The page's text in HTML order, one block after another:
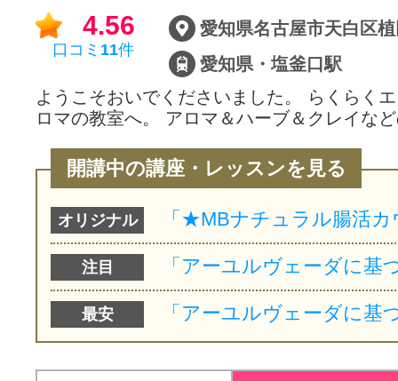
4.56
口コミ 11件
愛知県名古屋市天白区
愛知県・塩釜口駅
ようこそおいでくださいました。 らくらく
ロマの教室へ。 アロマ＆ハーブ＆クレイな
開講中の講座・レッスンを見る
オリジナル
注目
最安